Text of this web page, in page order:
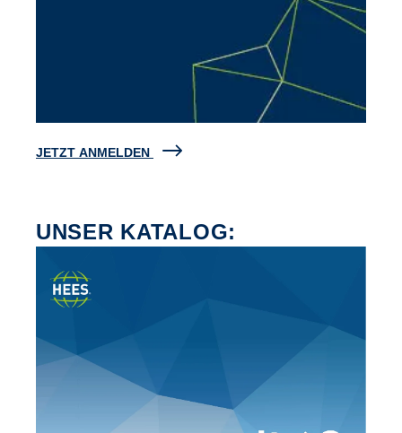
JETZT ANMELDEN
UNSER KATALOG: